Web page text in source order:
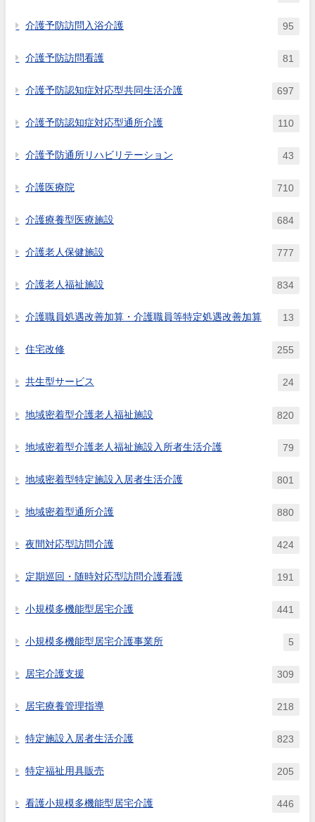
介護予防訪問入浴介護 95
介護予防訪問看護 81
介護予防認知症対応型共同生活介護 697
介護予防認知症対応型通所介護 110
介護予防通所リハビリテーション 43
介護医療院 710
介護療養型医療施設 684
介護老人保健施設 777
介護老人福祉施設 834
介護職員処遇改善加算・介護職員等特定処遇改善加算 13
住宅改修 255
共生型サービス 24
地域密着型介護老人福祉施設 820
地域密着型介護老人福祉施設入所者生活介護 79
地域密着型特定施設入居者生活介護 801
地域密着型通所介護 880
夜間対応型訪問介護 424
定期巡回・随時対応型訪問介護看護 191
小規模多機能型居宅介護 441
小規模多機能型居宅介護事業所 5
居宅介護支援 309
居宅療養管理指導 218
特定施設入居者生活介護 823
特定福祉用具販売 205
看護小規模多機能型居宅介護 446